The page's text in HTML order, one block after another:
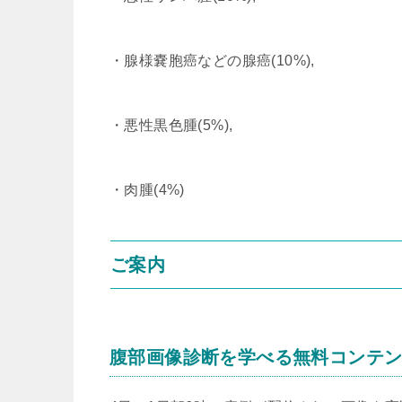
・腺様嚢胞癌などの腺癌(10%),
・悪性黒色腫(5%),
・肉腫(4%)
ご案内
腹部画像診断を学べる無料コンテ